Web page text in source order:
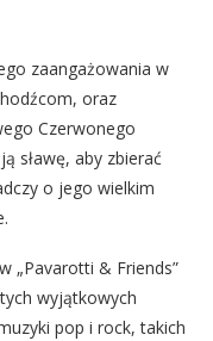
zaangażowania w
oraz
Czerwonego
sławę, aby zbierać
o jego wielkim
„Pavarotti & Friends”
wyjątkowych
pop i rock, takich